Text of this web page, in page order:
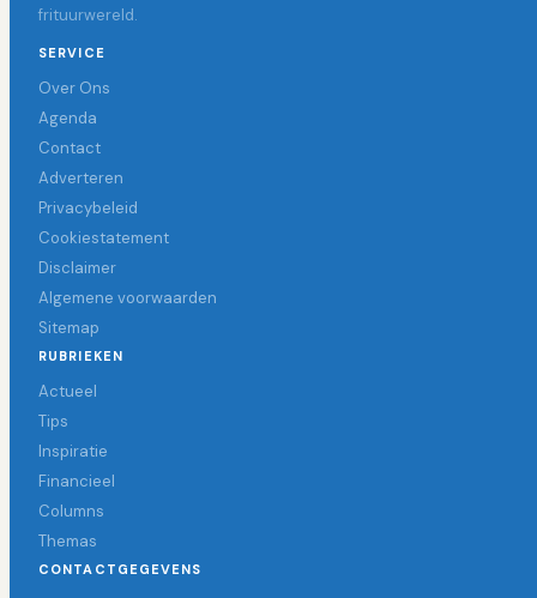
frituurwereld.
SERVICE
Over Ons
Agenda
Contact
Adverteren
Privacybeleid
Cookiestatement
Disclaimer
Algemene voorwaarden
Sitemap
RUBRIEKEN
Actueel
Tips
Inspiratie
Financieel
Columns
Themas
CONTACTGEGEVENS